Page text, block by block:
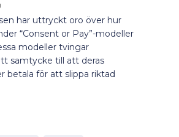
har uttryckt oro över hur
“Consent or Pay”-modeller
modeller tvingar
samtycke till att deras
betala för att slippa riktad